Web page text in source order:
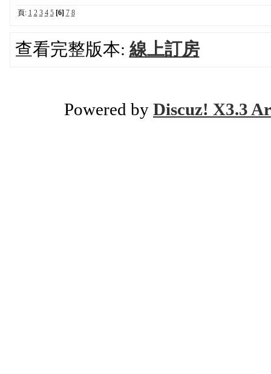
頁: 1 2 3 4 5 [6] 7 8
查看完整版本: 線上訂房
Powered by Discuz! X3.3